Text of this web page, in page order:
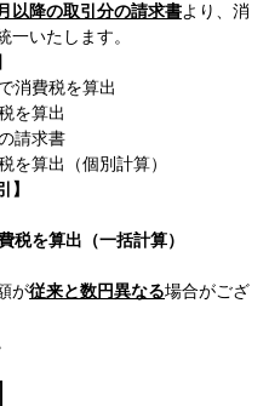
以降の取引分の請求書より、消
一いたします。
消費税を算出
を算出
請求書
算出（個別計算）
】
を算出（一括計算）
が従来と数円異なる場合がござ